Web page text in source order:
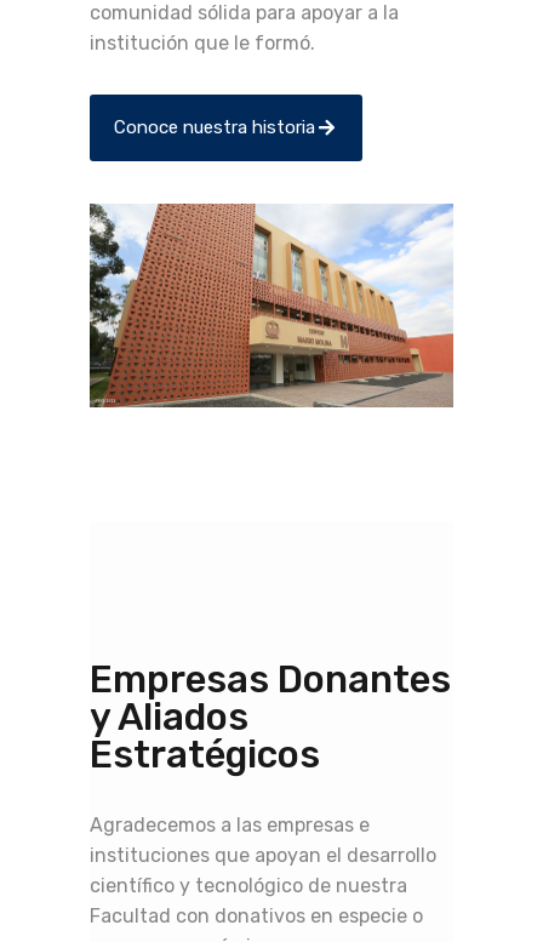
comunidad sólida para apoyar a la
institución que le formó.
Conoce nuestra historia
Empresas Donantes
y Aliados
Estratégicos
Agradecemos a las empresas e
instituciones que apoyan el desarrollo
científico y tecnológico de nuestra
Facultad con donativos en especie o